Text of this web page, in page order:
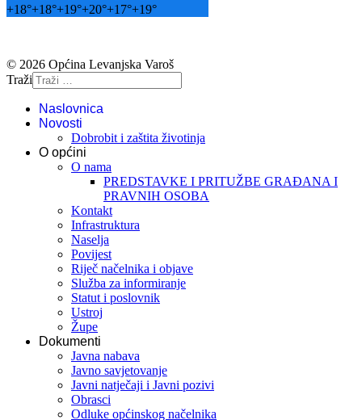
+18°+18°+19°+20°+17°+19°
© 2026 Općina Levanjska Varoš
Traži
Naslovnica
Novosti
Dobrobit i zaštita životinja
O općini
O nama
PREDSTAVKE I PRITUŽBE GRAĐANA I
PRAVNIH OSOBA
Kontakt
Infrastruktura
Naselja
Povijest
Riječ načelnika i objave
Služba za informiranje
Statut i poslovnik
Ustroj
Župe
Dokumenti
Javna nabava
Javno savjetovanje
Javni natječaji i Javni pozivi
Obrasci
Odluke općinskog načelnika